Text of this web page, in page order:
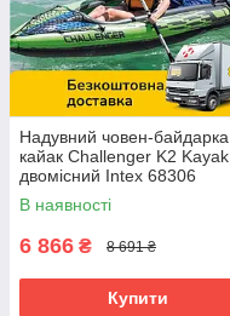
Надувний човен-байдарка
кайак Challenger K2 Kayak,
двомісний Intex 68306
Зелений
В наявності
6 866 ₴ 8 691 ₴
Купити